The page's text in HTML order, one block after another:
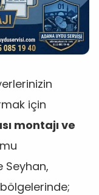
için
montajı ve
Seyhan,